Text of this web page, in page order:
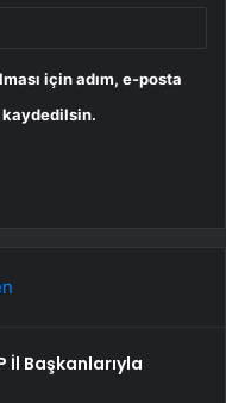
için adım, e-posta
kaydedilsin.
İl Başkanlarıyla